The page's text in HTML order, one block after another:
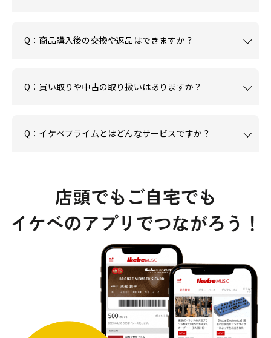
Q：商品購入後の交換や返品はできますか？
Q：買い取りや中古の取り扱いはありますか？
Q：イケベプライムとはどんなサービスですか？